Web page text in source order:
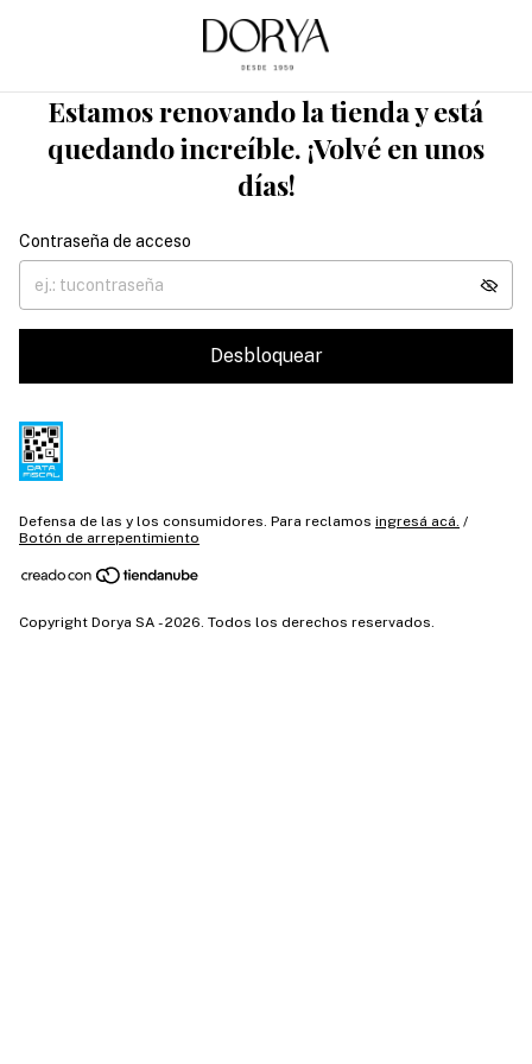
Estamos renovando la tienda y está
quedando increíble. ¡Volvé en unos
días!
Contraseña de acceso
Desbloquear
Defensa de las y los consumidores. Para reclamos ingresá acá. /
Botón de arrepentimiento
Copyright Dorya SA - 2026. Todos los derechos reservados.